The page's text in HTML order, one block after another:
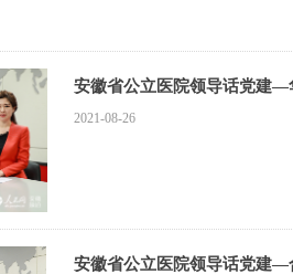
安徽省公立医院领导话党建—
2021-08-26
安徽省公立医院领导话党建—